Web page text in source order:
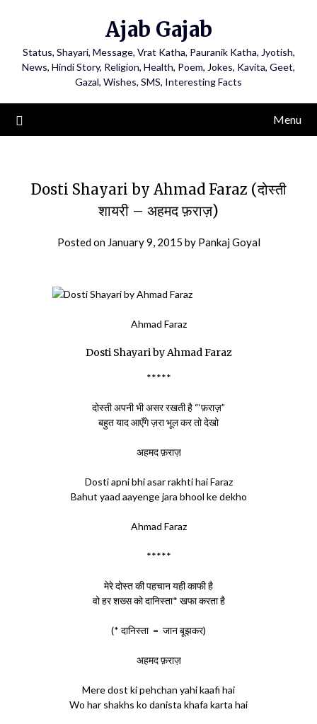
Ajab Gajab
Status, Shayari, Message, Vrat Katha, Pauranik Katha, Jyotish,
News, Hindi Story, Religion, Health, Poem, Jokes, Kavita, Geet,
Gazal, Wishes, SMS, Interesting Facts
Menu
Dosti Shayari by Ahmad Faraz (दोस्ती
शायरी – अहमद फ़राज़)
Posted on January 9, 2015 by Pankaj Goyal
Ahmad Faraz
Dosti Shayari by Ahmad Faraz
*****
दोस्ती अपनी भी असर रखती है “‘फ़राज़”
बहुत याद आएँगे ज़रा भूल कर तो देखो
अहमद फ़राज़
Dosti apni bhi asar rakhti hai Faraz
Bahut yaad aayenge jara bhool ke dekho
Ahmad Faraz
*****
मेरे दोस्त की पहचान यही काफी है
वो हर शख्स को दानिस्ता* खफा करता है
(* दानिस्ता = जान बूझकर)
अहमद फ़राज़
Mere dost ki pehchan yahi kaafi hai
Wo har shakhs ko danista khafa karta hai